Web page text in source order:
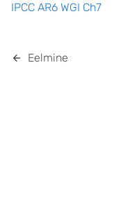
IPCC AR6 WGI Ch7
Eelmine